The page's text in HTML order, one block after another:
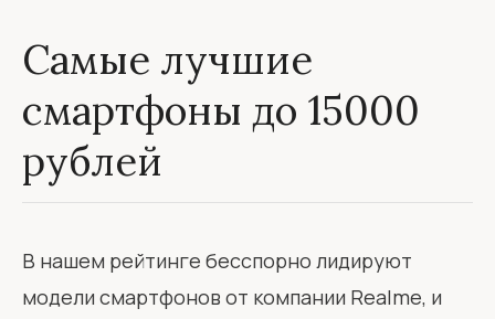
Самые лучшие
смартфоны до 15000
рублей
В нашем рейтинге бесспорно лидируют
модели смартфонов от компании Realme, и